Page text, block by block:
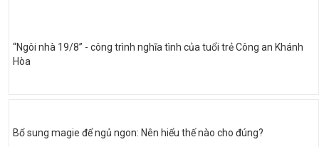
“Ngôi nhà 19/8” - công trình nghĩa tình của tuổi trẻ Công an Khánh
Hòa
Bổ sung magie để ngủ ngon: Nên hiểu thế nào cho đúng?